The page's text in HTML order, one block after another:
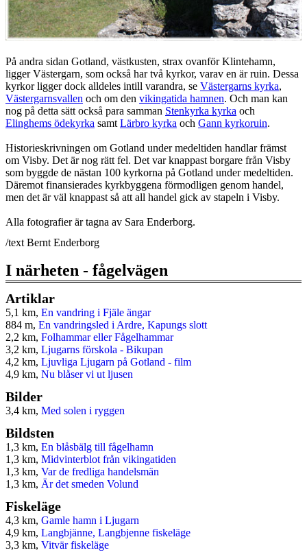
På andra sidan Gotland, västkusten, strax ovanför Klintehamn,
ligger Västergarn, som också har två kyrkor, varav en är ruin. Dessa
kyrkor ligger dock alldeles intill varandra, se Västergarns kyrka,
Västergarnsvallen och om den vikingatida hamnen. Och man kan
nog på detta sätt också para samman Stenkyrka kyrka och
Elinghems ödekyrka samt Lärbro kyrka och Gann kyrkoruin.
Historieskrivningen om Gotland under medeltiden handlar främst
om Visby. Det är nog rätt fel. Det var knappast borgare från Visby
som byggde de nästan 100 kyrkorna på Gotland under medeltiden.
Däremot finansierades kyrkbyggena förmodligen genom handel,
men det är väl knappast så att all handel gick av stapeln i Visby.
Alla fotografier är tagna av Sara Enderborg.
/text Bernt Enderborg
I närheten - fågelvägen
Artiklar
5,1 km, En vandring i Fjäle ängar
884 m, En vandringsled i Ardre, Kapungs slott
2,2 km, Folhammar eller Fågelhammar
3,2 km, Ljugarns förskola - Bikupan
4,2 km, Ljuvliga Ljugarn på Gotland - film
4,9 km, Nu blåser vi ut ljusen
Bilder
3,4 km, Med solen i ryggen
Bildsten
1,3 km, En blåsbälg till fågelhamn
1,3 km, Midvinterblot från vikingatiden
1,3 km, Var de fredliga handelsmän
1,3 km, Är det smeden Volund
Fiskeläge
4,3 km, Gamle hamn i Ljugarn
4,9 km, Langbjänne, Langbjenne fiskeläge
3,3 km, Vitvär fiskeläge